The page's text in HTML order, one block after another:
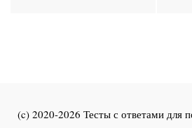
(c) 2020-2026 Тесты с ответами для